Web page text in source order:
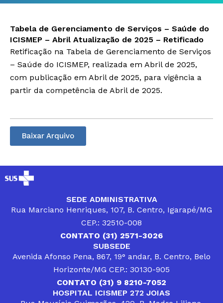
Tabela de Gerenciamento de Serviços – Saúde do
ICISMEP – Abril Atualização de 2025 – Retificado
Retificação na Tabela de Gerenciamento de Serviços
– Saúde do ICISMEP, realizada em Abril de 2025,
com publicação em Abril de 2025, para vigência a
partir da competência de Abril de 2025.
Baixar Arquivo
SEDE ADMINISTRATIVA
Rua Marciano Henriques, 107, B. Centro, Igarapé/MG
CEP.: 32510-008
CONTATO (31) 2571-3026
SUBSEDE
Avenida Afonso Pena, 867, 19° andar, B. Centro, Belo
Horizonte/MG CEP.: 30130-905
CONTATO (31) 9 8210-7052
HOSPITAL ICISMEP 272 JOIAS